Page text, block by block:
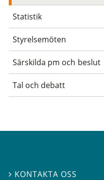
Statistik
Styrelsemöten
Särskilda pm och beslut
Tal och debatt
 KONTAKTA OSS